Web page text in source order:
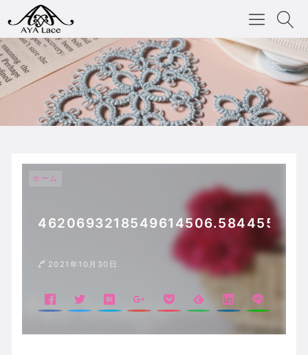
ホーム
2021年10月30日